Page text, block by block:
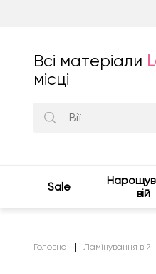
Всі матеріали
місці
Sale
вій
Головна Ламінування вій